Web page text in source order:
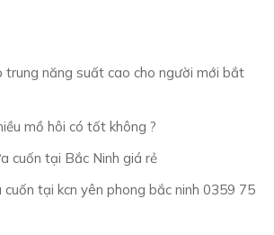
trung năng suất cao cho người mới bắt
mồ hôi có tốt không ?
cuốn tại Bắc Ninh giá rẻ
tại kcn yên phong bắc ninh 0359 75